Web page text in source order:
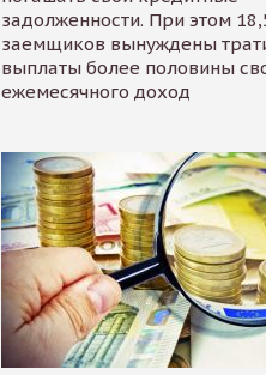
задолженности. При этом
заемщиков вынуждены
выплаты более половины
ежемесячного доход